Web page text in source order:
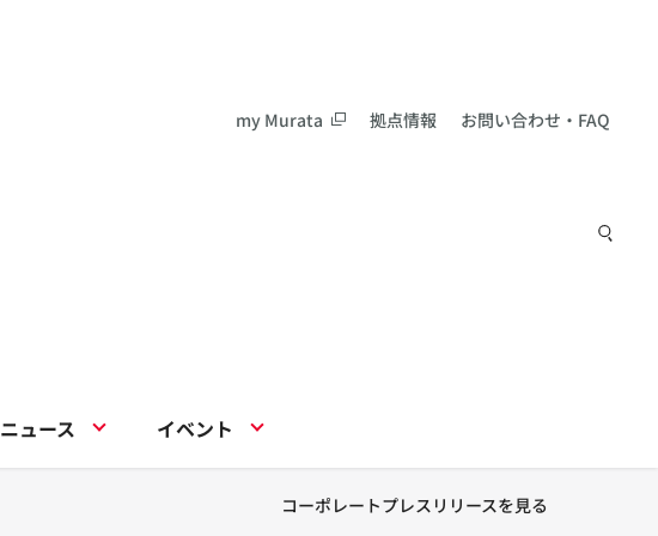
my Murata 拠点情報 お問い合わせ・FAQ
ニュース イベント
コーポレートプレスリリースを見る